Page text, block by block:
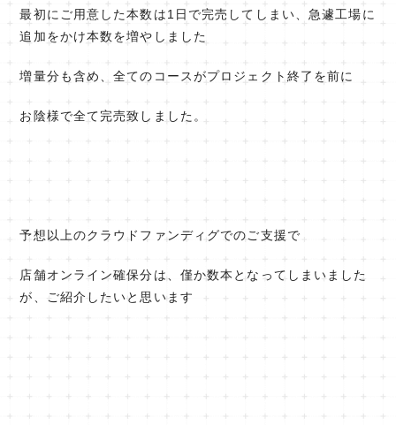
最初にご用意した本数は1日で完売してしまい、急遽工場に
追加をかけ本数を増やしました
増量分も含め、全てのコースがプロジェクト終了を前に
お陰様で全て完売致しました。
予想以上のクラウドファンディグでのご支援で
店舗オンライン確保分は、僅か数本となってしまいました
が、ご紹介したいと思います